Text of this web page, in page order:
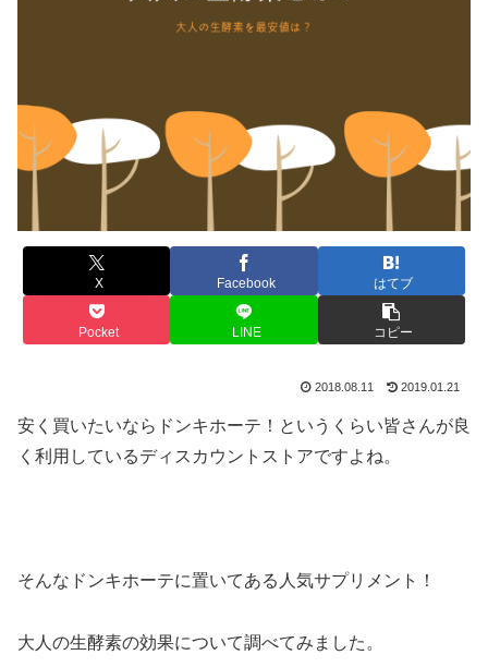
X Facebook はてブ
Pocket LINE コピー
2018.08.11 2019.01.21
安く買いたいならドンキホーテ！というくらい皆さんが良
く利用しているディスカウントストアですよね。
そんなドンキホーテに置いてある人気サプリメント！
大人の生酵素の効果について調べてみました。